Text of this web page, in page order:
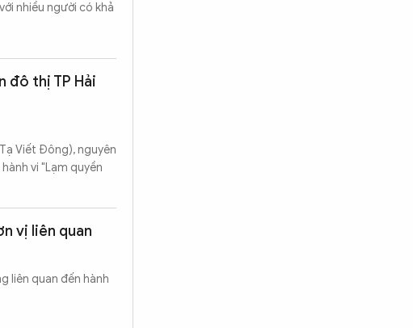
nhiều người có khả
đô thị TP Hải
Viết Đông), nguyên
vi "Lạm quyền
vị liên quan
liên quan đến hành